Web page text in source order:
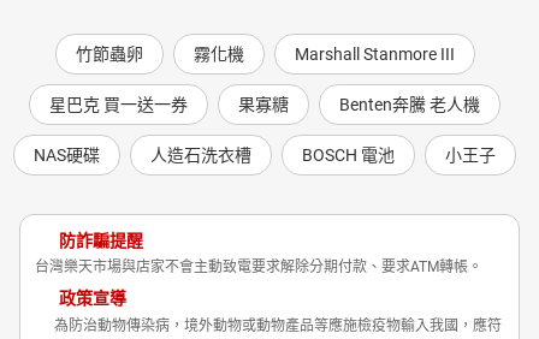
竹節蟲卵 霧化機 Marshall Stanmore III
星巴克 買一送一券 果寡糖 Benten奔騰 老人機
NAS硬碟 人造石洗衣槽 BOSCH 電池 小王子
防詐騙提醒
台灣樂天市場與店家不會主動致電要求解除分期付款、要求ATM轉帳。
政策宣導
為防治動物傳染病，境外動物或動物產品等應施檢疫物輸入我國，應符